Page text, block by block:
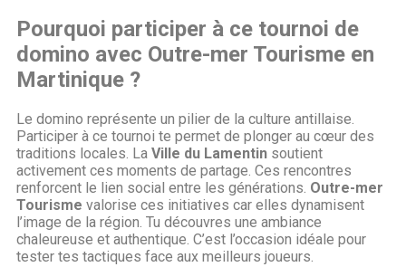
Pourquoi participer à ce tournoi de
domino avec Outre-mer Tourisme en
Martinique ?
Le domino représente un pilier de la culture antillaise.
Participer à ce tournoi te permet de plonger au cœur des
traditions locales. La Ville du Lamentin soutient
activement ces moments de partage. Ces rencontres
renforcent le lien social entre les générations. Outre-mer
Tourisme valorise ces initiatives car elles dynamisent
l’image de la région. Tu découvres une ambiance
chaleureuse et authentique. C’est l’occasion idéale pour
tester tes tactiques face aux meilleurs joueurs.